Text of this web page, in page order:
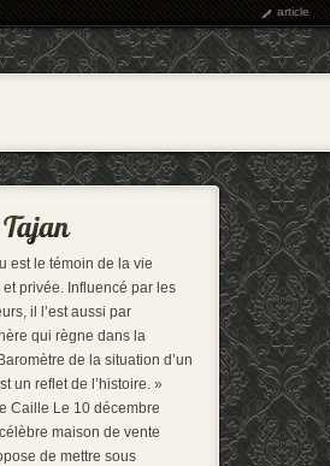
article
est le témoin de la vie
privée. Influencé par les
il l’est aussi par
qui règne dans la
de la situation d’un
un reflet de l’histoire. »
Caille Le 10 décembre
maison de vente
de mettre sous